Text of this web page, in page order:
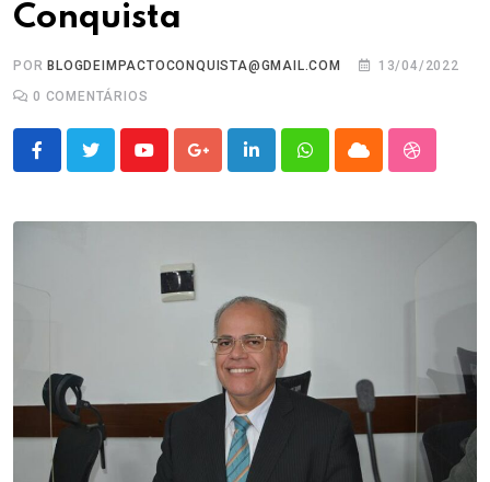
Conquista
POR BLOGDEIMPACTOCONQUISTA@GMAIL.COM
13/04/2022
0 COMENTÁRIOS
YoutubeGoogle+LinkedInWhatsappCloud